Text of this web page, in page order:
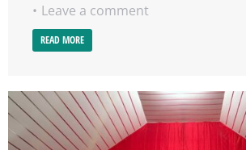
Leave a comment
READ MORE